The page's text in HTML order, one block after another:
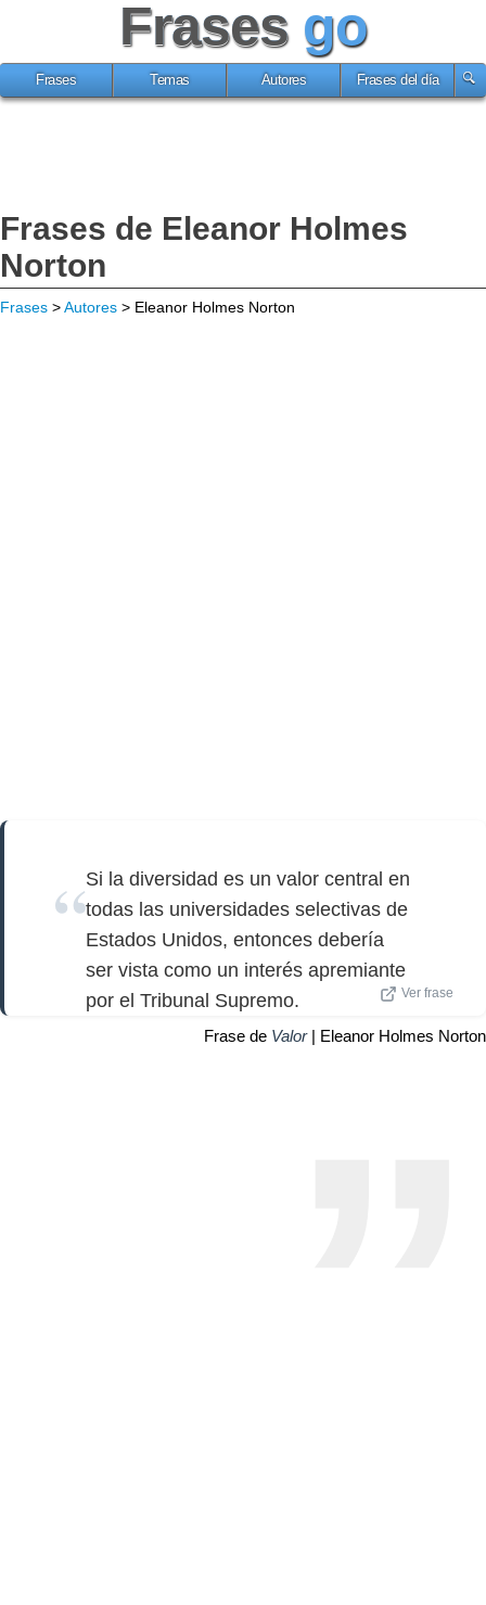
Frases go
Frases Temas Autores Frases del día
Frases de Eleanor Holmes
Norton
Frases >Autores > Eleanor Holmes Norton
Si la diversidad es un valor central en
todas las universidades selectivas de
Estados Unidos, entonces debería
ser vista como un interés apremiante
por el Tribunal Supremo.
Ver frase
Frase de Valor| Eleanor Holmes Norton